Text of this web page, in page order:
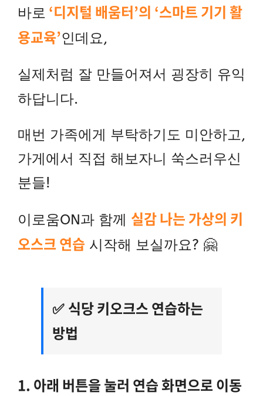
바로 ‘디지털 배움터’의 ‘스마트 기기 활
용교육’인데요,
실제처럼 잘 만들어져서 굉장히 유익
하답니다.
매번 가족에게 부탁하기도 미안하고,
가게에서 직접 해보자니 쑥스러우신
분들!
이로움ON과 함께 실감 나는 가상의 키
오스크 연습 시작해 보실까요? 🤗
✅ 식당 키오크스 연습하는
방법
1. 아래 버튼을 눌러 연습 화면으로 이동